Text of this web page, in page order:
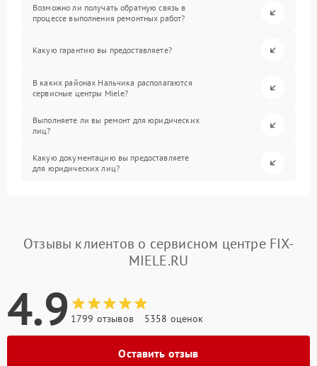
Возможно ли получать обратную связь в
процессе выполнения ремонтных работ?
Какую гарантию вы предоставляете?
В каких районах Нальчика располагаются
сервисные центры Miele?
Выполняете ли вы ремонт для юридических
лиц?
Какую документацию вы предоставляете
для юридических лиц?
Отзывы клиентов о сервисном центре FIX-
MIELE.RU
4.9 1799 отзывов 5358 оценок
Оставить отзыв